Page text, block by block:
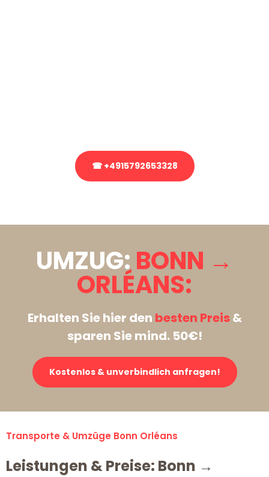
☎ +4915792653328
UMZUG:BONN →
ORLÉANS:
Erhalten Sie hier den besten Preis&
sparen Sie mind. 50€!
Kostenlos & unverbindlich anfragen!
Transporte & Umzüge Bonn Orléans
Leistungen & Preise: Bonn →